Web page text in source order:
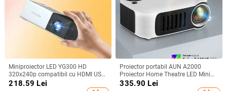
Miniproiector LED YG300 HD
320x240p compatibil cu HDMI USB
TF audio player multimedia acasă
218.59 Lei
Proiector portabil AUN A2000
Proiector Home Theatre LED Mini
Cinema Smart TV Beamer Suport
335.90 Lei